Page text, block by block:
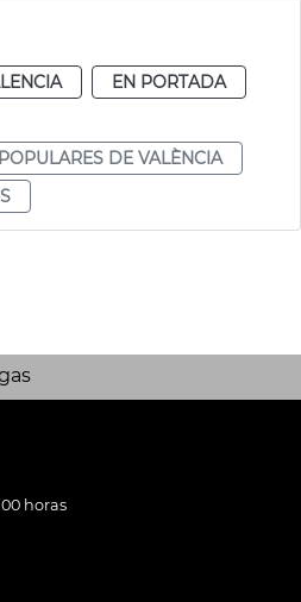
EN PORTADA
DE VALÈNCIA
horas